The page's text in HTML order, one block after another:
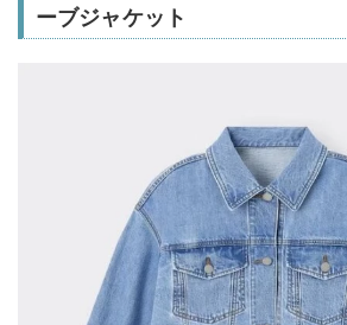
ーブジャケット